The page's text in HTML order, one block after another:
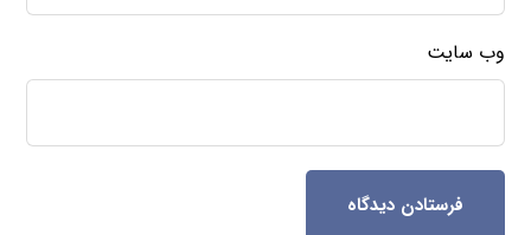
وب‌ سایت
فرستادن دیدگاه